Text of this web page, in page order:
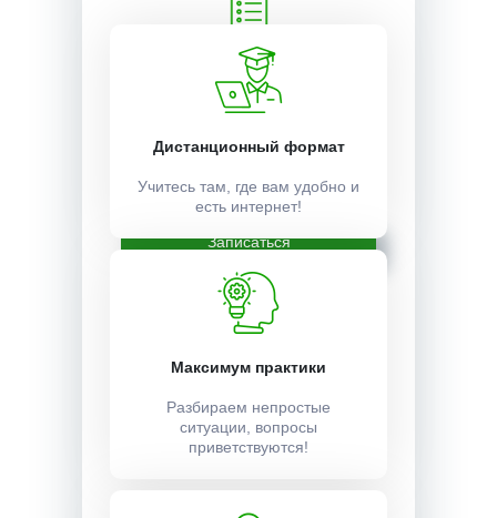
Учебный план:
Получить
Стоимость:
13500 ₽
Записаться
Дистанционный формат
Учитесь там, где вам удобно и
есть интернет!
Максимум практики
Разбираем непростые
ситуации, вопросы
приветствуются!